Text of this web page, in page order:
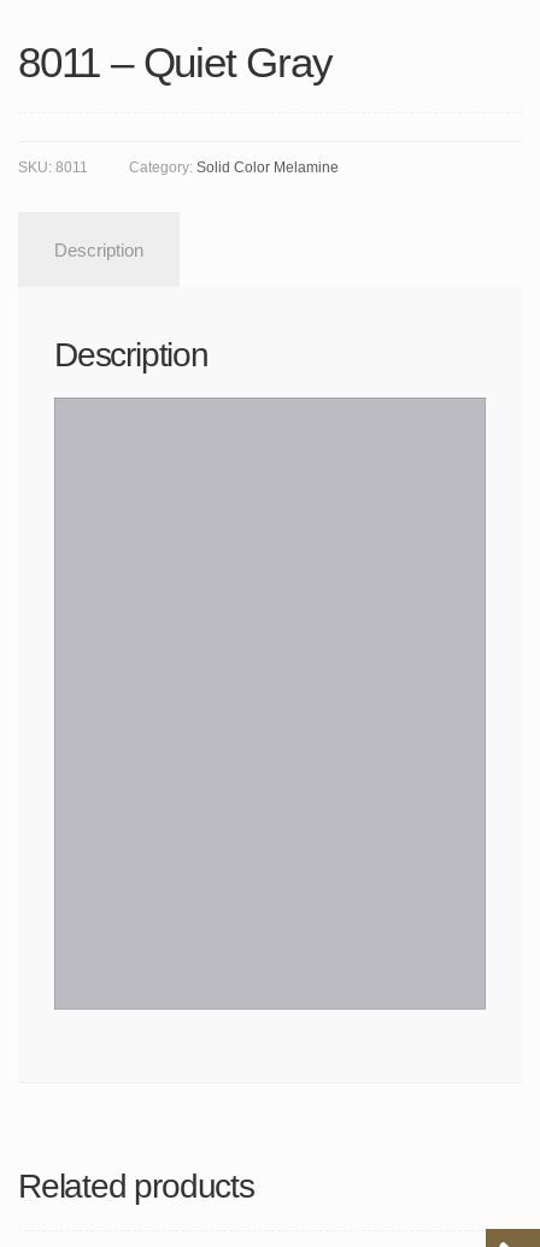
8011 – Quiet Gray
SKU: 8011 Category: Solid Color Melamine
Description
Description
Related products